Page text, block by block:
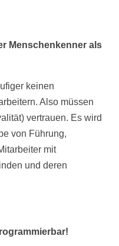
Menschenkenner als
keinen
Also müssen
vertrauen. Es wird
von Führung,
mit
und deren